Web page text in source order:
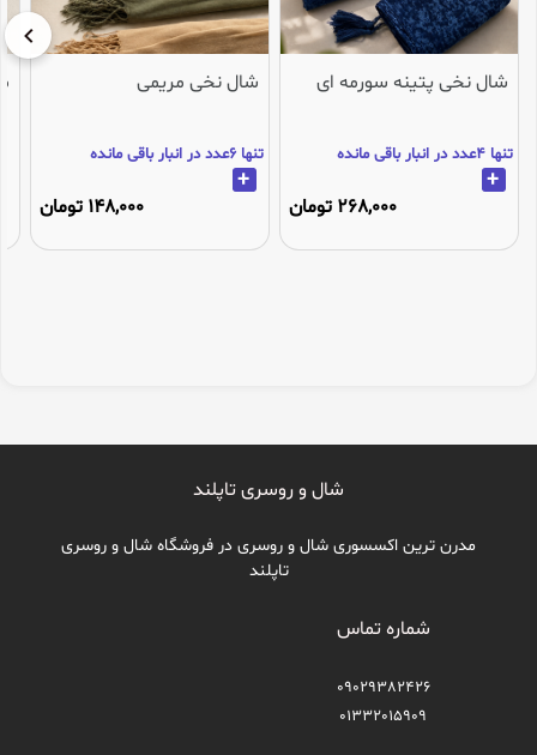
شال نخی پتینه سورمه ای
تنها 4عدد در انبار باقی مانده
+
268,000 تومان
شال نخی مریمی
تنها 6عدد در انبار باقی مانده
+
148,000 تومان
شال و روسری تاپلند
مدرن ترین اکسسوری شال و روسری در فروشگاه شال و روسری
تاپلند
شماره تماس
09029382426
01332015909